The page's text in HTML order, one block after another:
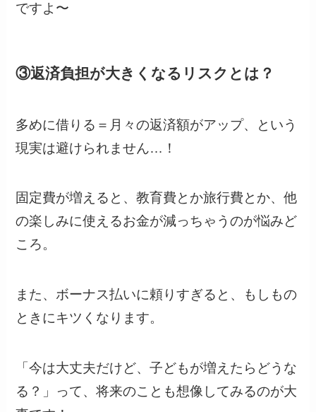
ですよ〜
③返済負担が大きくなるリスクとは？
多めに借りる＝月々の返済額がアップ、という
現実は避けられません…！
固定費が増えると、教育費とか旅行費とか、他
の楽しみに使えるお金が減っちゃうのが悩みど
ころ。
また、ボーナス払いに頼りすぎると、もしもの
ときにキツくなります。
「今は大丈夫だけど、子どもが増えたらどうな
る？」って、将来のことも想像してみるのが大